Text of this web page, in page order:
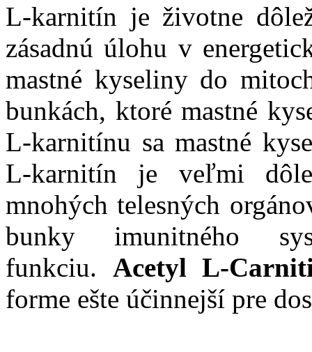
L-karnitín je životne
zásadnú úlohu v
mastné kyseliny do
bunkách, ktoré mastné
L-karnitínu sa mastné
L-karnitín je veľmi
mnohých telesných
bunky imunitného
funkciu. Acetyl L-
forme ešte účinnejší pre